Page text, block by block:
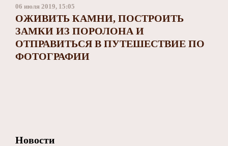
06 июля 2019, 15:05
ОЖИВИТЬ КАМНИ, ПОСТРОИТЬ
ЗАМКИ ИЗ ПОРОЛОНА И
ОТПРАВИТЬСЯ В ПУТЕШЕСТВИЕ ПО
ФОТОГРАФИИ
Новости